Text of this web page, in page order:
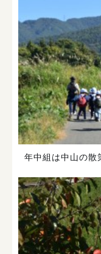
年中組は中山の散